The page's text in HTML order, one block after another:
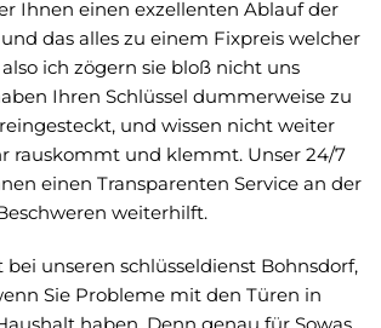
Ihnen einen exzellenten Ablauf der
das alles zu einem Fixpreis welcher
ich zögern sie bloß nicht uns
Ihren Schlüssel dummerweise zu
und wissen nicht weiter
rauskommt und klemmt. Unser 24/7
einen Transparenten Service an der
weiterhilft.
bei unseren schlüsseldienst Bohnsdorf,
Sie Probleme mit den Türen in